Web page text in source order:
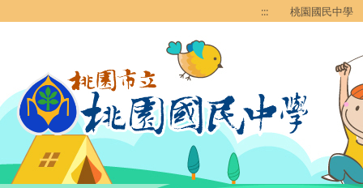
::: 桃園國民中學